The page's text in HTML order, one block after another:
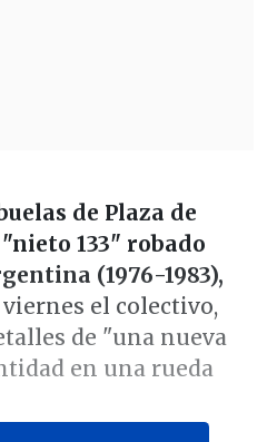
de Plaza de
133" robado
(1976-1983),
el colectivo,
de "una nueva
en una rueda